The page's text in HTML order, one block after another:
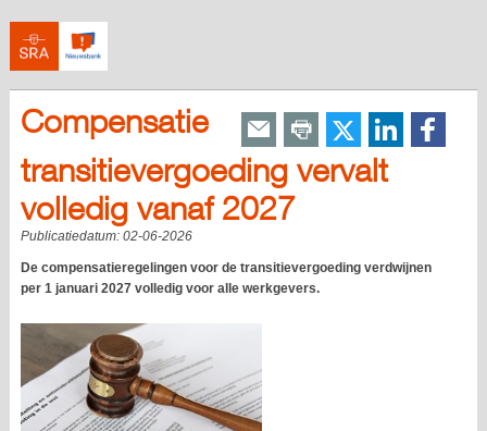
Compensatie
transitievergoeding vervalt
volledig vanaf 2027
Publicatiedatum: 02-06-2026
De compensatieregelingen voor de transitievergoeding verdwijnen
per 1 januari 2027 volledig voor alle werkgevers.